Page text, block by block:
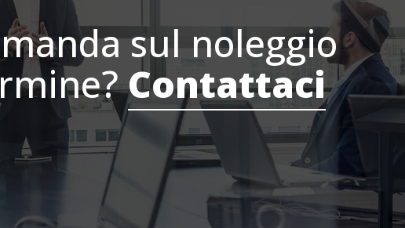
sul noleggio
Contattaci